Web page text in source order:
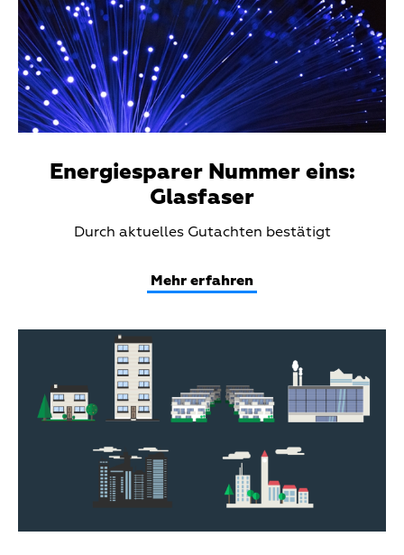
Energiesparer Nummer eins:
Glasfaser
Durch aktuelles Gutachten bestätigt
Mehr erfahren